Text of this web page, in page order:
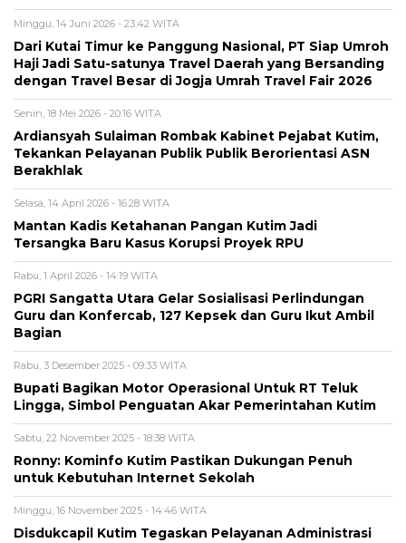
Minggu, 14 Juni 2026 - 23:42 WITA
Dari Kutai Timur ke Panggung Nasional, PT Siap Umroh
Haji Jadi Satu-satunya Travel Daerah yang Bersanding
dengan Travel Besar di Jogja Umrah Travel Fair 2026
Senin, 18 Mei 2026 - 20:16 WITA
Ardiansyah Sulaiman Rombak Kabinet Pejabat Kutim,
Tekankan Pelayanan Publik Publik Berorientasi ASN
Berakhlak
Selasa, 14 April 2026 - 16:28 WITA
Mantan Kadis Ketahanan Pangan Kutim Jadi
Tersangka Baru Kasus Korupsi Proyek RPU
Rabu, 1 April 2026 - 14:19 WITA
PGRI Sangatta Utara Gelar Sosialisasi Perlindungan
Guru dan Konfercab, 127 Kepsek dan Guru Ikut Ambil
Bagian
Rabu, 3 Desember 2025 - 09:33 WITA
Bupati Bagikan Motor Operasional Untuk RT Teluk
Lingga, Simbol Penguatan Akar Pemerintahan Kutim
Sabtu, 22 November 2025 - 18:38 WITA
Ronny: Kominfo Kutim Pastikan Dukungan Penuh
untuk Kebutuhan Internet Sekolah
Minggu, 16 November 2025 - 14:46 WITA
Disdukcapil Kutim Tegaskan Pelayanan Administrasi